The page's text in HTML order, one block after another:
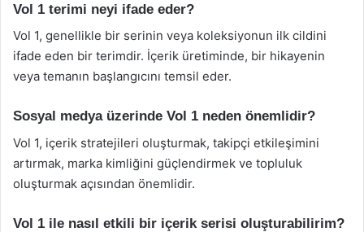
Vol 1 terimi neyi ifade eder?
Vol 1, genellikle bir serinin veya koleksiyonun ilk cildini
ifade eden bir terimdir. İçerik üretiminde, bir hikayenin
veya temanın başlangıcını temsil eder.
Sosyal medya üzerinde Vol 1 neden önemlidir?
Vol 1, içerik stratejileri oluşturmak, takipçi etkileşimini
artırmak, marka kimliğini güçlendirmek ve topluluk
oluşturmak açısından önemlidir.
Vol 1 ile nasıl etkili bir içerik serisi oluşturabilirim?